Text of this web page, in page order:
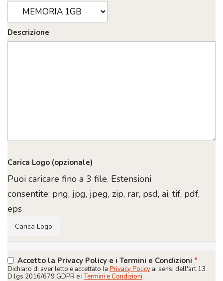
Descrizione
Carica Logo (opzionale)
Carica Logo
Puoi caricare fino a 3 file. Estensioni
consentite: png, jpg, jpeg, zip, rar, psd, ai, tif, pdf,
eps
Accetto la Privacy Policy e i Termini e Condizioni *
Dichiaro di aver letto e accettato la Privacy Policy ai sensi dell'art.13
D.lgs 2016/679 GDPR e iTermini e Condizioni.